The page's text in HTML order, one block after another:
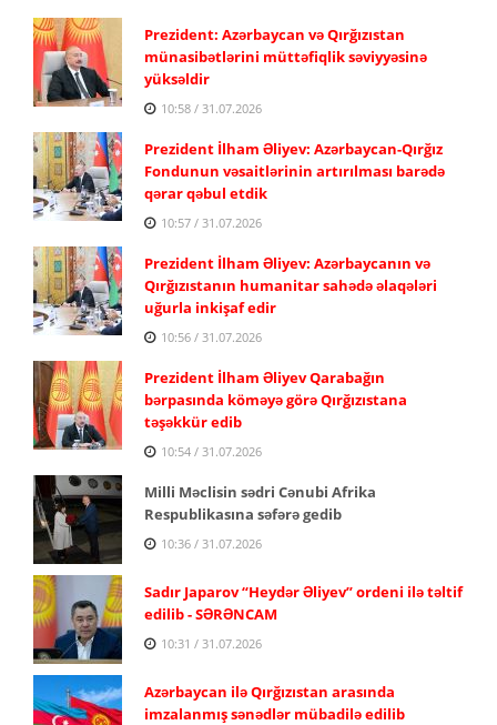
Prezident: Azərbaycan və Qırğızıstan
münasibətlərini müttəfiqlik səviyyəsinə
yüksəldir
10:58 / 31.07.2026
Prezident İlham Əliyev: Azərbaycan-Qırğız
Fondunun vəsaitlərinin artırılması barədə
qərar qəbul etdik
10:57 / 31.07.2026
Prezident İlham Əliyev: Azərbaycanın və
Qırğızıstanın humanitar sahədə əlaqələri
uğurla inkişaf edir
10:56 / 31.07.2026
Prezident İlham Əliyev Qarabağın
bərpasında köməyə görə Qırğızıstana
təşəkkür edib
10:54 / 31.07.2026
Milli Məclisin sədri Cənubi Afrika
Respublikasına səfərə gedib
10:36 / 31.07.2026
Sadır Japarov “Heydər Əliyev” ordeni ilə təltif
edilib - SƏRƏNCAM
10:31 / 31.07.2026
Azərbaycan ilə Qırğızıstan arasında
imzalanmış sənədlər mübadilə edilib